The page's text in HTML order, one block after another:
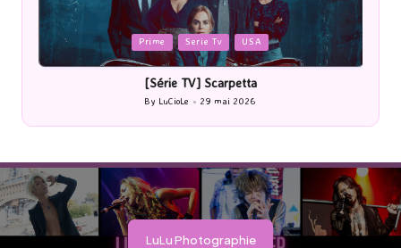
Posted
in
Prime Serie Tv USA
[Série TV] Scarpetta
Posted
by
By LuCioLe 29 mai 2026
LuLu Photographie